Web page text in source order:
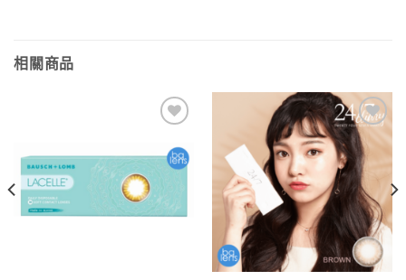
相關商品
到喜
愛清
添加
到喜
愛清
單